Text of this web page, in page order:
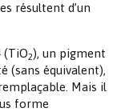
résultent d’un
(TiO2), un pigment
(sans équivalent),
Mais il
forme